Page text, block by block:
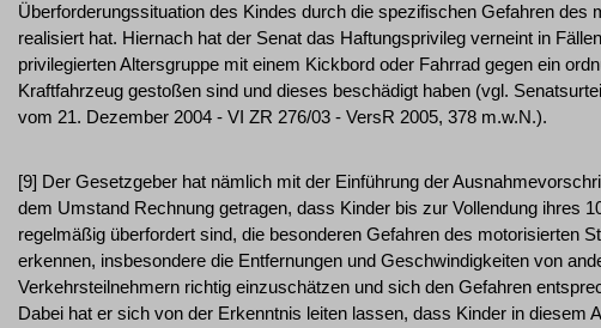
Überforderungssituation des Kindes durch die spezifischen Gefahren des
realisiert hat. Hiernach hat der Senat das Haftungsprivileg verneint in
privilegierten Altersgruppe mit einem Kickbord oder Fahrrad gegen ein
Kraftfahrzeug gestoßen sind und dieses beschädigt haben (vgl.
vom 21. Dezember 2004 - VI ZR 276/03 - VersR 2005, 378 m.w.N.).
[9] Der Gesetzgeber hat nämlich mit der Einführung der
dem Umstand Rechnung getragen, dass Kinder bis zur Vollendung ihres
regelmäßig überfordert sind, die besonderen Gefahren des motorisierten
erkennen, insbesondere die Entfernungen und Geschwindigkeiten von
Verkehrsteilnehmern richtig einzuschätzen und sich den Gefahren
Dabei hat er sich von der Erkenntnis leiten lassen, dass Kinder in diesem